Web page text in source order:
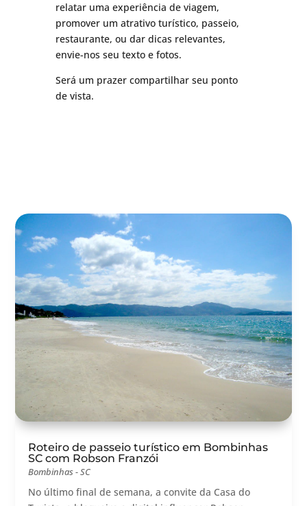
relatar uma experiência de viagem,
promover um atrativo turístico, passeio,
restaurante, ou dar dicas relevantes,
envie-nos seu texto e fotos.
Será um prazer compartilhar seu ponto
de vista.
Roteiro de passeio turístico em Bombinhas
SC com Robson Franzói
Bombinhas - SC
No último final de semana, a convite da Casa do